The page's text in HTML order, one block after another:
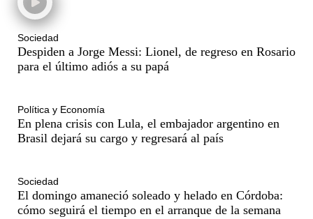
Sociedad
Despiden a Jorge Messi: Lionel, de regreso en Rosario
para el último adiós a su papá
Política y Economía
En plena crisis con Lula, el embajador argentino en
Brasil dejará su cargo y regresará al país
Sociedad
El domingo amaneció soleado y helado en Córdoba:
cómo seguirá el tiempo en el arranque de la semana